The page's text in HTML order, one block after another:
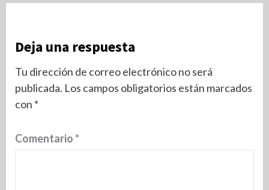
Deja una respuesta
Tu dirección de correo electrónico no será
publicada. Los campos obligatorios están marcados
con *
Comentario*